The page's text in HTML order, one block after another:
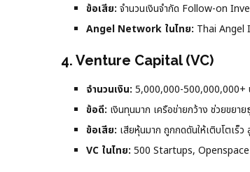
ข้อเสีย: จำนวนเงินจำกัด Follow-on
Angel Network ในไทย: Thai Angel
4. Venture Capital (VC)
จำนวนเงิน: 5,000,000-500,000,000+
ข้อดี: เงินทุนมาก เครือข่ายกว้าง ช่วยขยาย
ข้อเสีย: เสียหุ้นมาก ถูกกดดันให้เติบโตเร็
VC ในไทย: 500 Startups,